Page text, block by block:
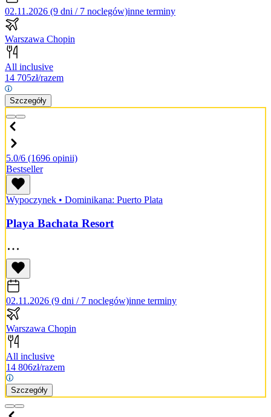
02.11.2026 (9 dni / 7 noclegów)inne terminy
Warszawa Chopin
All inclusive
14 705zł/razem
Szczegóły
5.0/6 (1696 opinii)
Bestseller
Wypoczynek • Dominikana: Puerto Plata
Playa Bachata Resort
02.11.2026 (9 dni / 7 noclegów)inne terminy
Warszawa Chopin
All inclusive
14 806zł/razem
Szczegóły